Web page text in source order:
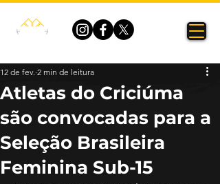
Atletas do Criciúma
são convocadas para a
Seleção Brasileira
Feminina Sub-15
12 de fev. 2 min de leitura